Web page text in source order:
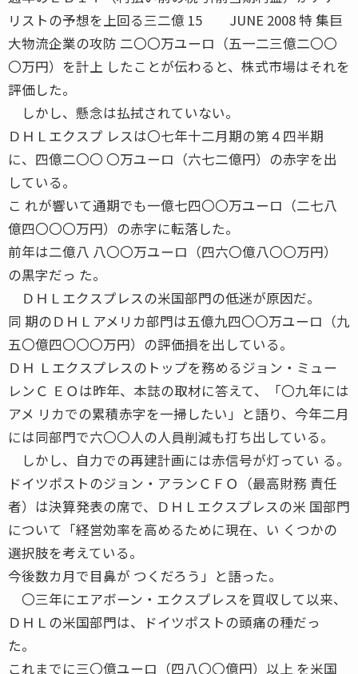
リストの予想を上回る三二億 15 JUNE 2008 特 集巨
大物流企業の攻防 二〇〇万ユーロ（五一二三億二〇〇
〇万円）を計上 したことが伝わると、株式市場はそれを
評価した。
しかし、懸念は払拭されていない。
ＤＨＬエクスプ レスは〇七年十二月期の第４四半期
に、四億二〇〇 〇万ユーロ（六七二億円）の赤字を出
している。
こ れが響いて通期でも一億七四〇〇万ユーロ（二七八
億四〇〇〇万円）の赤字に転落した。
前年は二億八 八〇〇万ユーロ（四六〇億八〇〇万円）
の黒字だっ た。
ＤＨＬエクスプレスの米国部門の低迷が原因だ。
同 期のＤＨＬアメリカ部門は五億九四〇〇万ユーロ（九
五〇億四〇〇〇万円）の評価損を出している。
ＤＨ Ｌエクスプレスのトップを務めるジョン・ミュー
レンＣ ＥＯは昨年、本誌の取材に答えて、「〇九年には
アメ リカでの累積赤字を一掃したい」と語り、今年二月
には同部門で六〇〇人の人員削減も打ち出している。
しかし、自力での再建計画には赤信号が灯ってい る。
ドイツポストのジョン・アランＣＦＯ（最高財務 責任
者）は決算発表の席で、ＤＨＬエクスプレスの米 国部門
について「経営効率を高めるために現在、い くつかの
選択肢を考えている。
今後数カ月で目鼻が つくだろう」と語った。
〇三年にエアボーン・エクスプレスを買収して以来、
ＤＨＬの米国部門は、ドイツポストの頭痛の種だっ
た。
これまでに三〇億ユーロ（四八〇〇億円）以上 を米国